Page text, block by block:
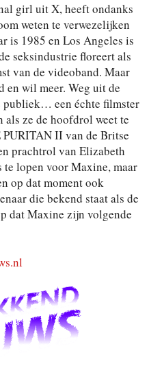
girl uit X, heeft ondanks
weten te verwezelijken
is 1985 en Los Angeles is
seksindustrie floreert als
van de videoband. Maar
wil meer. Weg uit de
publiek… een échte filmster
als ze de hoofdrol weet te
II van de Britse
prachtrol van Elizabeth
lopen voor Maxine, maar
op dat moment ook
die bekend staat als de
dat Maxine zijn volgende